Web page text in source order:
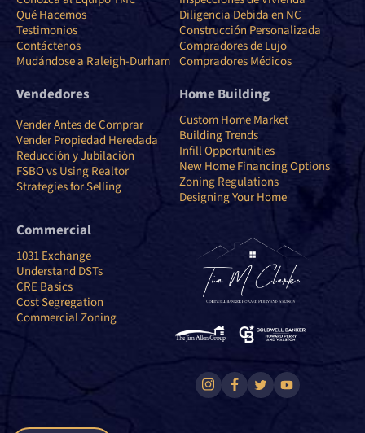
Qué Hacemos
Testimonios
Contáctenos
Mudándose a Raleigh-Durham
Diligencia Debida en NC
Construcción Personalizada
Compradores de Lujo
Compradores Médicos
Vendedores
Vender Antes de Comprar
Vender Propiedad Heredada
Reducción y Jubilación
FSBO vs Using Realtor
Strategies for Selling
Home Building
Custom Home Market
Building Trends
Infill Opportunities
New Home Financing Options
Zoning Regulations
Designing Your Home
Commercial
1031 Exchange
Understand DSTs
CRE Basics
Cost Segregation
Commercial Zoning